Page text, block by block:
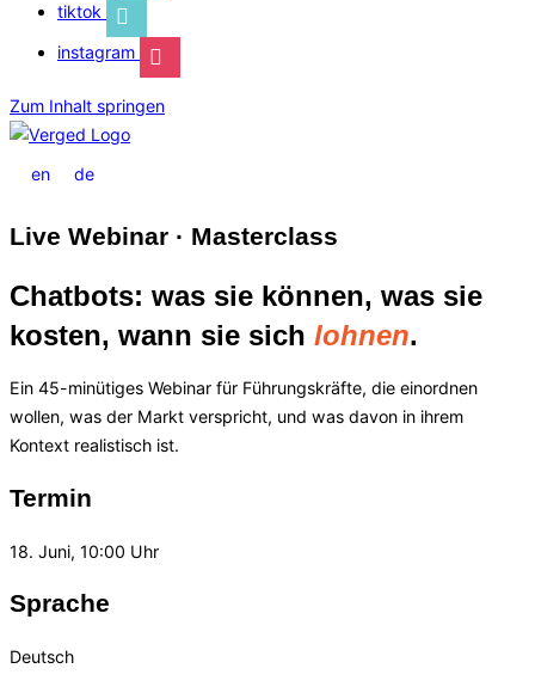
tiktok
instagram
Zum Inhalt springen
en de
Live Webinar · Masterclass
Chatbots: was sie können, was sie
kosten, wann sie sich lohnen.
Ein 45-minütiges Webinar für Führungskräfte, die einordnen
wollen, was der Markt verspricht, und was davon in ihrem
Kontext realistisch ist.
Termin
18. Juni, 10:00 Uhr
Sprache
Deutsch